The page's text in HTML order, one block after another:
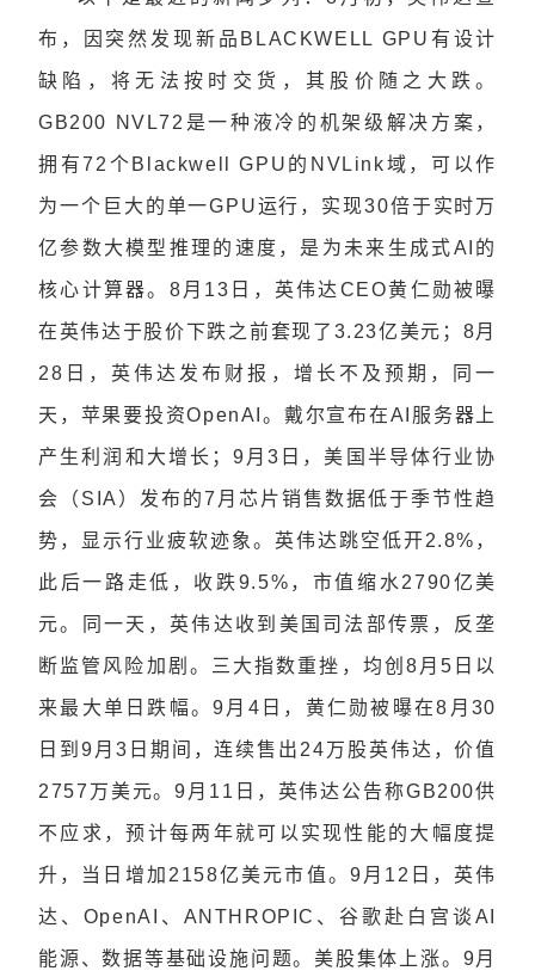
布，因突然发现新品BLACKWELL GPU有设计
缺陷，将无法按时交货，其股价随之大跌。
GB200 NVL72是一种液冷的机架级解决方案，
拥有72个Blackwell GPU的 NVLink域，可以作
为一个巨大的单一GPU运行，实现30倍于实时万
亿参数大模型推理的速度，是为未来 生成式AI 的
核心计算器。8月13日，英伟达CEO黄仁勋被曝
在英伟达于股价下跌之前套现了3.23亿美元；8月
28日，英伟达发布财报，增长不及预期，同一
天，苹果要投资OpenAI。戴尔宣布在AI服务器上
产生利润和大增长；9月3日，美国半导体行业协
会（SIA）发布的7月芯片销售数据低于季节性趋
势，显示行业疲软迹象。英伟达跳空低开2.8%，
此后一路走低，收跌9.5%，市值缩水2790亿美
元。同一天，英伟达收到美国司法部传票，反垄
断监管风险加剧。三大指数重挫，均创8月5日以
来最大单日跌幅。9月4日，黄仁勋被曝在8月30
日到9月3日期间，连续售出24万股英伟达，价值
2757万美元。9月11日，英伟达公告称GB200供
不应求，预计每两年就可以实现性能的大幅度提
升，当日增加2158亿美元市值。9月12日，英伟
达、OpenAI、ANTHROPIC、谷歌赴白宫谈AI
能源、数据等基础设施问题。美股集体上涨。9月